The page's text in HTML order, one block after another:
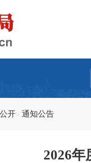
开 通知公告
2026